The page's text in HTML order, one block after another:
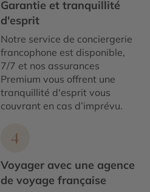
Garantie et tranquillité
d'esprit
Notre service de conciergerie
francophone est disponible,
7/7 et nos assurances
Premium vous offrent une
tranquillité d'esprit vous
couvrant en cas d’imprévu.
4
Voyager avec une agence
de voyage française